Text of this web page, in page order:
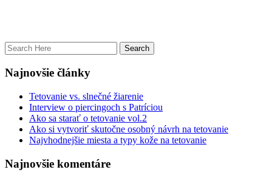
Najnovšie články
Tetovanie vs. slnečné žiarenie
Interview o piercingoch s Patríciou
Ako sa starať o tetovanie vol.2
Ako si vytvoriť skutočne osobný návrh na tetovanie
Najvhodnejšie miesta a typy kože na tetovanie
Najnovšie komentáre